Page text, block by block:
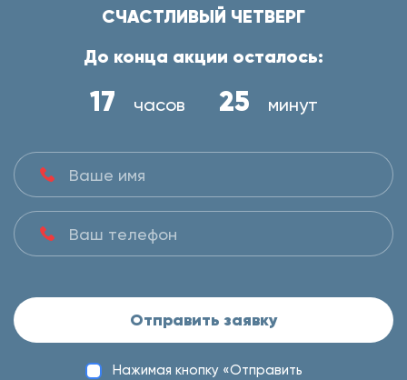
СЧАСТЛИВЫЙ ЧЕТВЕРГ
До конца акции осталось:
17 часов 25 минут
Отправить заявку
Нажимая кнопку «Отправить